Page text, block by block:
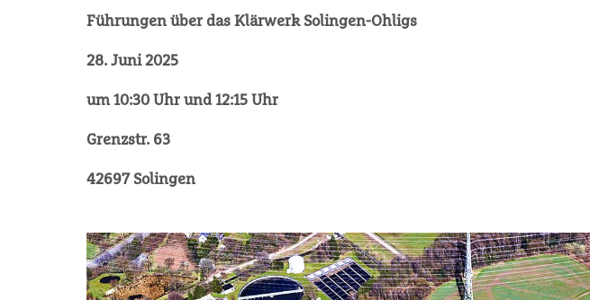
Führungen über das Klärwerk Solingen-Ohligs
28. Juni 2025
um 10:30 Uhr und 12:15 Uhr
Grenzstr. 63
42697 Solingen